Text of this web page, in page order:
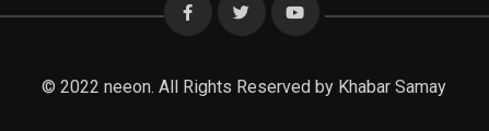
© 2022 neeon. All Rights Reserved by Khabar Samay